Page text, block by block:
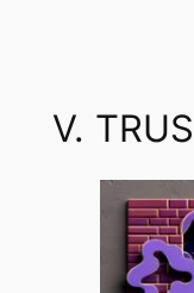
V.